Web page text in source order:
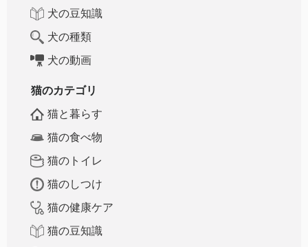
犬の豆知識
犬の種類
犬の動画
猫のカテゴリ
猫と暮らす
猫の食べ物
猫のトイレ
猫のしつけ
猫の健康ケア
猫の豆知識